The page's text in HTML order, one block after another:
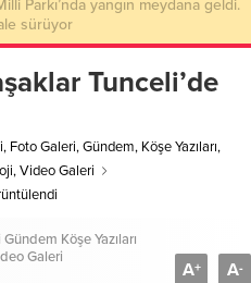
Parkı’nda yangın meydana geldi.
sürüyor
Tunceli’de
, Foto Galeri,Gündem, Köşe Yazıları,
,Video Galeri
Gündem Köşe Yazıları
Galeri
A+ A-